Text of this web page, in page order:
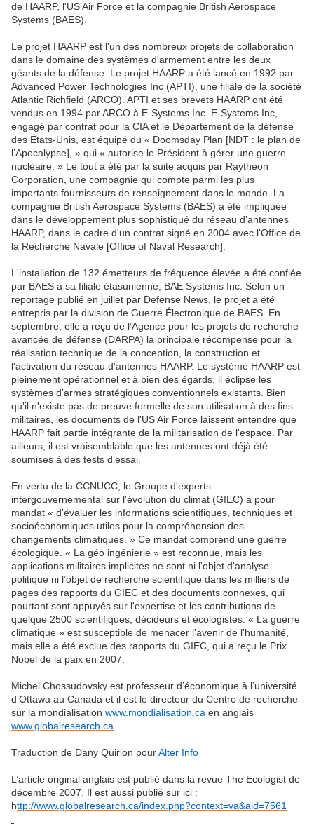
de HAARP, l'US Air Force et la compagnie British Aerospace
Systems (BAES).
Le projet HAARP est l'un des nombreux projets de collaboration
dans le domaine des systèmes d'armement entre les deux
géants de la défense. Le projet HAARP a été lancé en 1992 par
Advanced Power Technologies Inc (APTI), une filiale de la société
Atlantic Richfield (ARCO). APTI et ses brevets HAARP ont été
vendus en 1994 par ARCO à E-Systems Inc. E-Systems Inc,
engagé par contrat pour la CIA et le Département de la défense
des États-Unis, est équipé du « Doomsday Plan [NDT : le plan de
l’Apocalypse], » qui « autorise le Président à gérer une guerre
nucléaire. » Le tout a été par la suite acquis par Raytheon
Corporation, une compagnie qui compte parmi les plus
importants fournisseurs de renseignement dans le monde. La
compagnie British Aerospace Systems (BAES) a été impliquée
dans le développement plus sophistiqué du réseau d’antennes
HAARP, dans le cadre d'un contrat signé en 2004 avec l'Office de
la Recherche Navale [Office of Naval Research].
L'installation de 132 émetteurs de fréquence élevée a été confiée
par BAES à sa filiale étasunienne, BAE Systems Inc. Selon un
reportage publié en juillet par Defense News, le projet a été
entrepris par la division de Guerre Électronique de BAES. En
septembre, elle a reçu de l’Agence pour les projets de recherche
avancée de défense (DARPA) la principale récompense pour la
réalisation technique de la conception, la construction et
l'activation du réseau d'antennes HAARP. Le système HAARP est
pleinement opérationnel et à bien des égards, il éclipse les
systèmes d'armes stratégiques conventionnels existants. Bien
qu'il n'existe pas de preuve formelle de son utilisation à des fins
militaires, les documents de l'US Air Force laissent entendre que
HAARP fait partie intégrante de la militarisation de l'espace. Par
ailleurs, il est vraisemblable que les antennes ont déjà été
soumises à des tests d’essai.
En vertu de la CCNUCC, le Groupe d'experts
intergouvernemental sur l'évolution du climat (GIEC) a pour
mandat « d'évaluer les informations scientifiques, techniques et
socioéconomiques utiles pour la compréhension des
changements climatiques. » Ce mandat comprend une guerre
écologique. « La géo ingénierie » est reconnue, mais les
applications militaires implicites ne sont ni l'objet d'analyse
politique ni l’objet de recherche scientifique dans les milliers de
pages des rapports du GIEC et des documents connexes, qui
pourtant sont appuyés sur l'expertise et les contributions de
quelque 2500 scientifiques, décideurs et écologistes. « La guerre
climatique » est susceptible de menacer l'avenir de l'humanité,
mais elle a été exclue des rapports du GIEC, qui a reçu le Prix
Nobel de la paix en 2007.
Michel Chossudovsky est professeur d’économique à l’université
d’Ottawa au Canada et il est le directeur du Centre de recherche
sur la mondialisation www.mondialisation.ca en anglais
www.globalresearch.ca
Traduction de Dany Quirion pourAlter Info
L’article original anglais est publié dans la revue The Ecologist de
décembre 2007. Il est aussi publié sur ici :
http://www.globalresearch.ca/index.php?context=va&aid=7561